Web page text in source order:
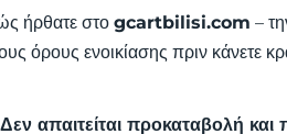
ήρθατε στο gcartbilisi.com –
όρους ενοικίασης πριν κάνετε
Δεν απαιτείται προκαταβολή και